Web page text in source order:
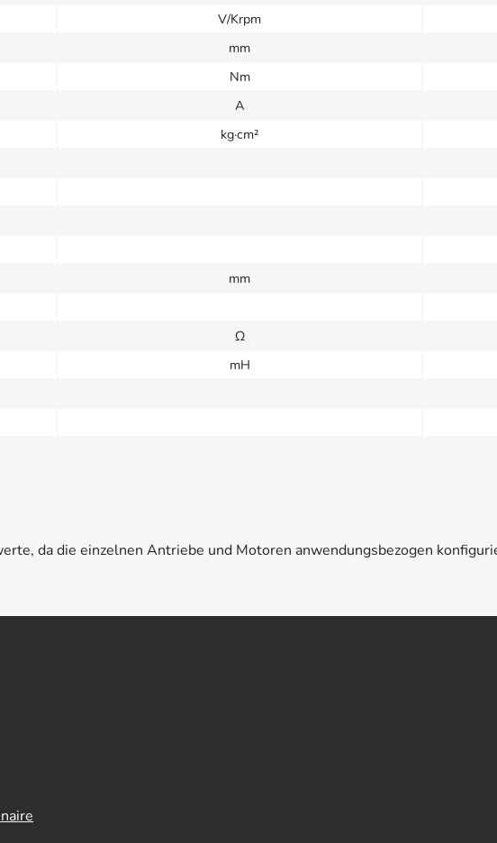
V/Krpm
mm
Nm
A
kg·cm²
mm
Ω
mH
da die einzelnen Antriebe und Motoren anwendungsbezogen